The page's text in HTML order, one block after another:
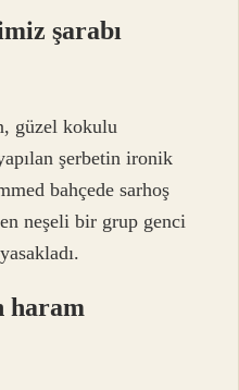
şarabı
güzel kokulu
şerbetin ironik
bahçede sarhoş
neşeli bir grup genci
haram